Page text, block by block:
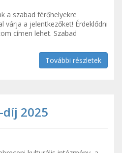
a szabad férőhelyekre
várja a jelentkezőket! Érdeklődni
címen lehet. Szabad
További részletek
2025